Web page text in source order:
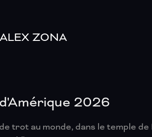
ALEX ZONA
2026
trot au monde, dans le temple de